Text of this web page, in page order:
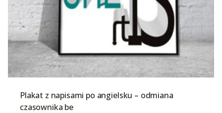
Plakat z napisami po angielsku – odmiana
czasownika be